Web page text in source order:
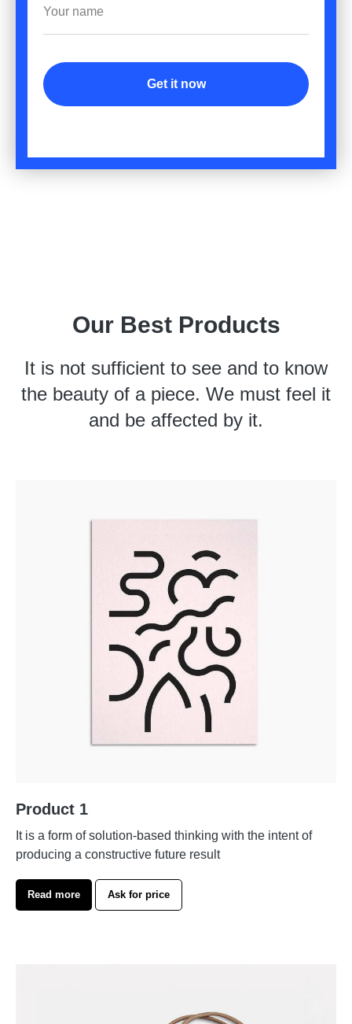
Get it now
Our Best Products
It is not sufficient to see and to know
the beauty of a piece. We must feel it
and be affected by it.
Product 1
It is a form of solution-based thinking with the intent of
producing a constructive future result
Read more Ask for price